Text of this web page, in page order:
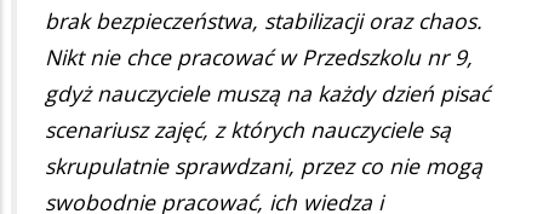
brak bezpieczeństwa, stabilizacji oraz chaos.
Nikt nie chce pracować w Przedszkolu nr 9,
gdyż nauczyciele muszą na każdy dzień pisać
scenariusz zajęć, z których nauczyciele są
skrupulatnie sprawdzani, przez co nie mogą
swobodnie pracować, ich wiedza i